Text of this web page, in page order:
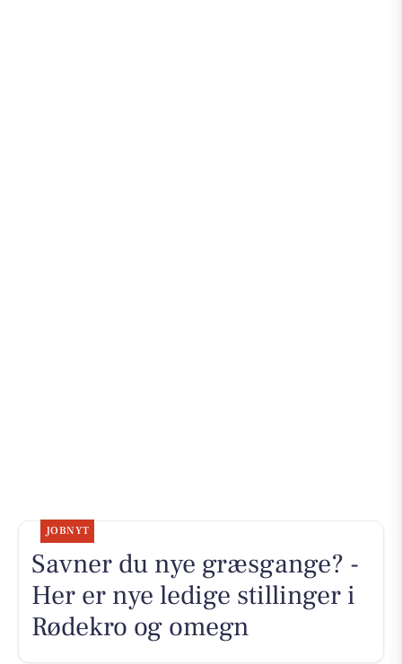
JOBNYT
Savner du nye græsgange? -
Her er nye ledige stillinger i
Rødekro og omegn